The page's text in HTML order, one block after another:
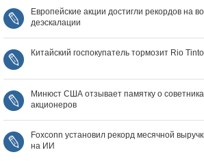
Европейские акции достигли рекордов на
деэскалации
Китайский госпокупатель тормозит Rio Tinto
Минюст США отзывает памятку о
акционеров
Foxconn установил рекорд месячной
на ИИ